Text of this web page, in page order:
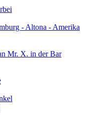
- Altona - Amerika
Mr. X. in der Bar